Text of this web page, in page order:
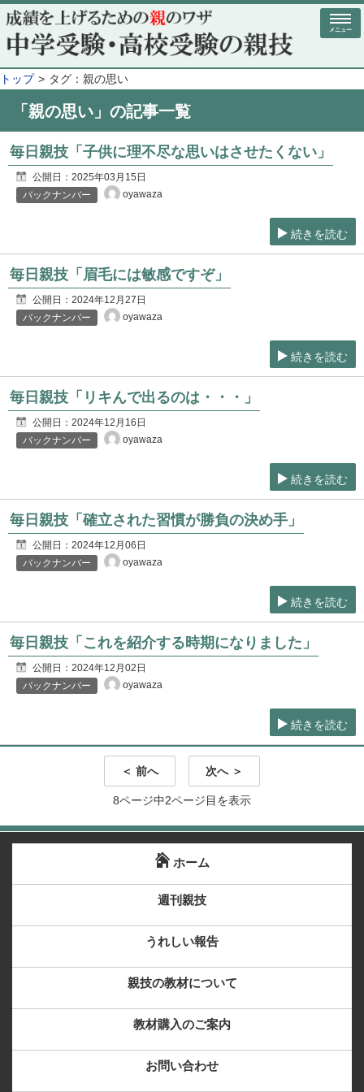
メニュー
トップ タグ：親の思い
「親の思い」の記事一覧
毎日親技「子供に理不尽な思いはさせたくない」
公開日： 2025年03月15日
バックナンバー
oyawaza
続きを読む
毎日親技「眉毛には敏感ですぞ」
公開日： 2024年12月27日
バックナンバー
oyawaza
続きを読む
毎日親技「リキんで出るのは・・・」
公開日： 2024年12月16日
バックナンバー
oyawaza
続きを読む
毎日親技「確立された習慣が勝負の決め手」
公開日： 2024年12月06日
バックナンバー
oyawaza
続きを読む
毎日親技「これを紹介する時期になりました」
公開日： 2024年12月02日
バックナンバー
oyawaza
続きを読む
＜ 前へ 次へ ＞
8ページ中2ページ目を表示
ホーム
週刊親技
うれしい報告
親技の教材について
教材購入のご案内
お問い合わせ